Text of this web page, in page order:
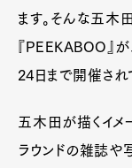
ます。そんな五
『PEEKABOO』
24日まで開催され
五木田が描くイメ
ラウンドの雑誌や